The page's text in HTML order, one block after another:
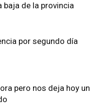
baja de la provincia
por segundo día
pero nos deja hoy un